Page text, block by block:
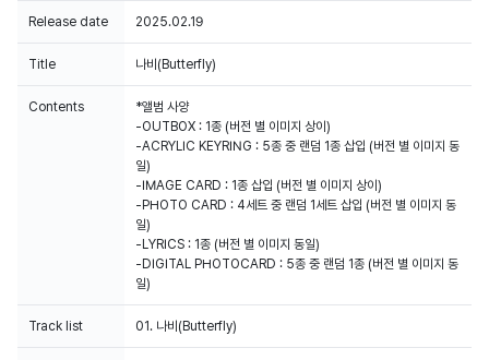
Release date 2025.02.19
Title 나비(Butterfly)
Contents
*앨범 사양
-OUTBOX : 1종 (버전 별 이미지 상이)
-ACRYLIC KEYRING : 5종 중 랜덤 1종 삽입 (버전 별 이미지 동
일)
-IMAGE CARD : 1종 삽입 (버전 별 이미지 상이)
-PHOTO CARD : 4세트 중 랜덤 1세트 삽입 (버전 별 이미지 동
일)
-LYRICS : 1종 (버전 별 이미지 동일)
-DIGITAL PHOTOCARD : 5종 중 랜덤 1종 (버전 별 이미지 동
일)
Track list 01. 나비(Butterfly)